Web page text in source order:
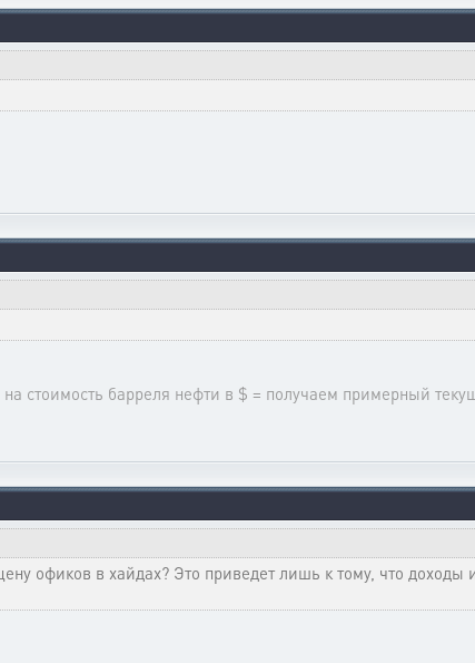
стоимость барреля нефти в $ = получаем примерный
офиков в хайдах? Это приведет лишь к тому, что доходы